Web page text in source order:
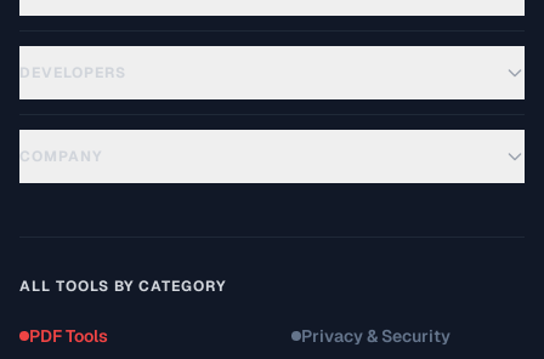
DEVELOPERS
COMPANY
ALL TOOLS BY CATEGORY
PDF Tools Privacy & Security